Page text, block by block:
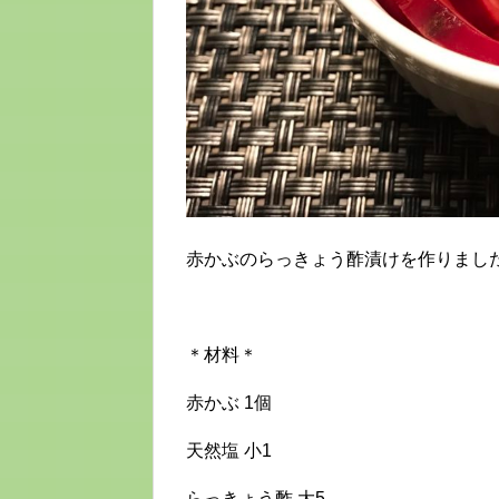
赤かぶのらっきょう酢漬けを作りまし
＊材料＊
赤かぶ 1個
天然塩 小1